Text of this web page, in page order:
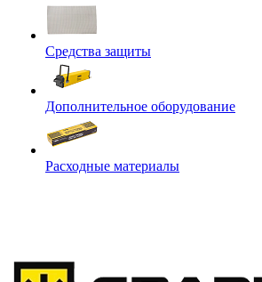
Средства защиты
Дополнительное оборудование
Расходные материалы